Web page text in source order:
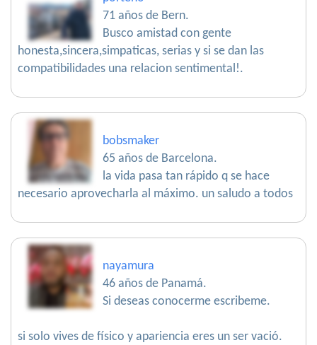
71 años de Bern.
Busco amistad con gente
honesta,sincera,simpaticas, serias y si se dan las
compatibilidades una relacion sentimental!.
bobsmaker
65 años de Barcelona.
la vida pasa tan rápido q se hace
necesario aprovecharla al máximo. un saludo a todos
nayamura
46 años de Panamá.
Si deseas conocerme escribeme.
si solo vives de físico y apariencia eres un ser vació.